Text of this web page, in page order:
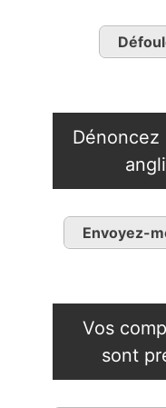
Envoyez-
Vos
sont